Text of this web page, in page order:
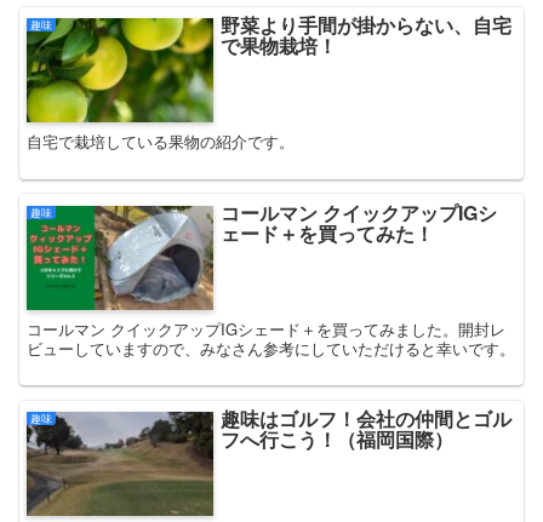
趣味 野菜より手間が掛からない、自宅
で果物栽培！
自宅で栽培している果物の紹介です。
趣味 コールマン クイックアップIGシ
ェード＋を買ってみた！
コールマン クイックアップIGシェード＋を買ってみました。開封レ
ビューしていますので、みなさん参考にしていただけると幸いです。
趣味 趣味はゴルフ！会社の仲間とゴル
フへ行こう！（福岡国際）